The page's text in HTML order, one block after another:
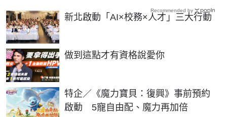
新北啟動「AI×校務×人才」三大行動
做到這點才有資格說愛你
PR
特企／《魔力寶貝：復興》事前預約
啟動 5寵自由配、魔力再加倍
Recommended by